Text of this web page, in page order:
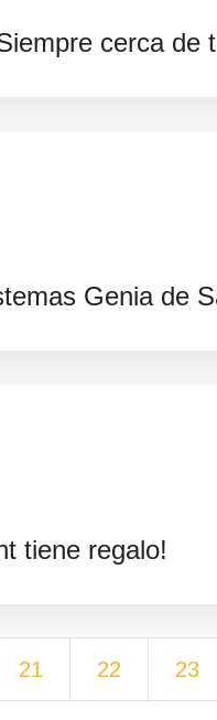
cerca de
Genia de
tiene regalo!
21 22 23